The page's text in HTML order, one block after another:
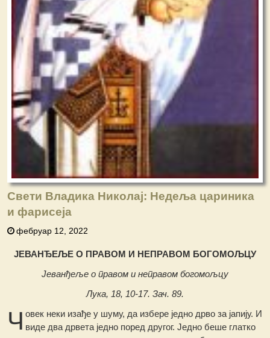
Свети Владика Николај: Недеља цариника
и фарисеја
фебруар 12, 2022
ЈЕВАНЂЕЉЕ O ПРАВОМ И НЕПРАВОМ БОГОМОЉЦУ
Јеванђеље о правом и неправом богомољцу
Лука, 18, 10-17. Зач. 89.
Ч овек неки изађе у шуму, да избере једно дрво за јапију. И
виде два дрвета једно поред другог. Једно беше глатко